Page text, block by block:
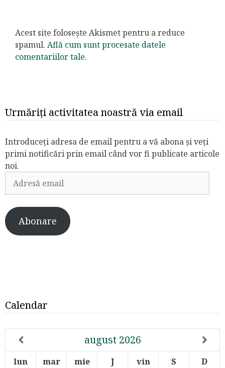
Acest site folosește Akismet pentru a reduce
spamul. Află cum sunt procesate datele
comentariilor tale.
Urmăriți activitatea noastră via email
Introduceți adresa de email pentru a vă abona și veți
primi notificări prin email când vor fi publicate articole
noi.
Adresă
email
Abonare
Calendar
august 2026
lun mar mie J vin S
D